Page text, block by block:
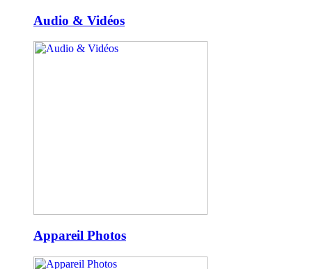
Audio & Vidéos
Appareil Photos